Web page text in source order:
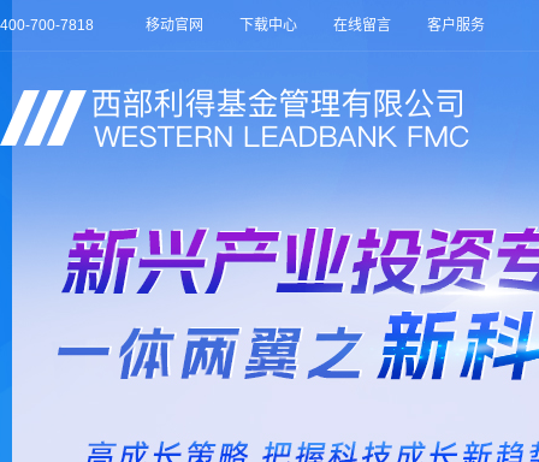
400-700-7818 移动官网 下载中心 在线留言 客户服务